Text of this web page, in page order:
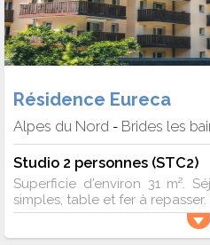
Résidence Eureca
Alpes du Nord - Brides les
Studio 2 personnes (STC2)
Superficie d'environ 31 m².
simples, table et fer à repasser.